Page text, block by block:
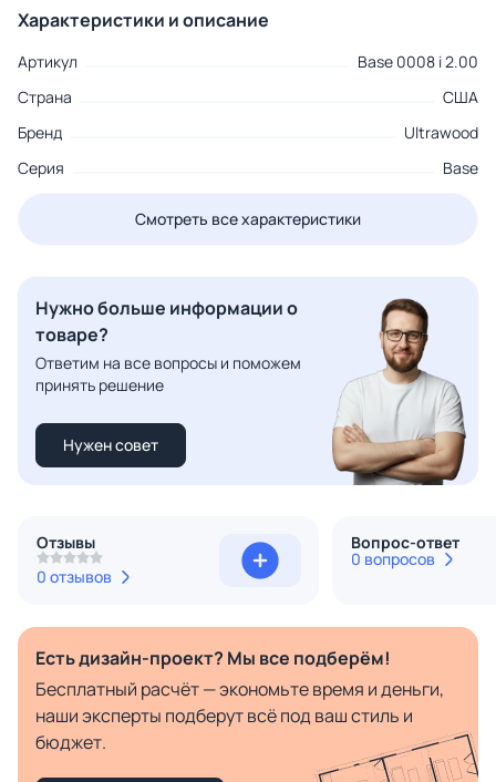
Характеристики и описание
Артикул
Base 0008 i 2.00
Страна
США
Бренд
Ultrawood
Серия
Base
Смотреть все характеристики
Нужно больше информации о
товаре?
Ответим на все вопросы и поможем
принять решение
Нужен совет
Отзывы
0 отзывов
Вопрос-ответ
0 вопросов
Есть дизайн-проект? Мы все подберём!
Бесплатный расчёт — экономьте время и деньги,
наши эксперты подберут всё под ваш стиль и
бюджет.